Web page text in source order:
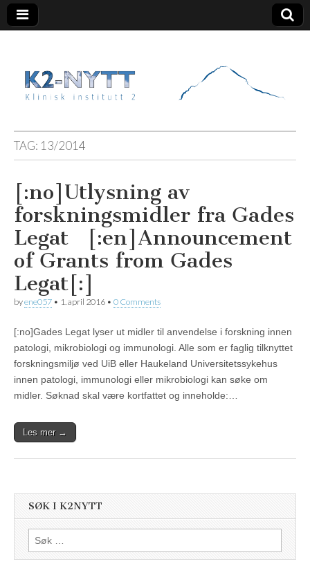
K2 Nytt
TAG: 13/2014
[:no]Utlysning av
forskningsmidler fra Gades
Legat [:en]Announcement
of Grants from Gades
Legat[:]
byene057 • 1. april 2016 • 0 Comments
[:no]Gades Legat lyser ut midler til anvendelse i forskning innen
patologi, mikrobiologi og immunologi. Alle som er faglig tilknyttet
forskningsmiljø ved UiB eller Haukeland Universitetssykehus
innen patologi, immunologi eller mikrobiologi kan søke om
midler. Søknad skal være kortfattet og inneholde:…
Les mer →
SØK I K2NYTT
Søk
etter: